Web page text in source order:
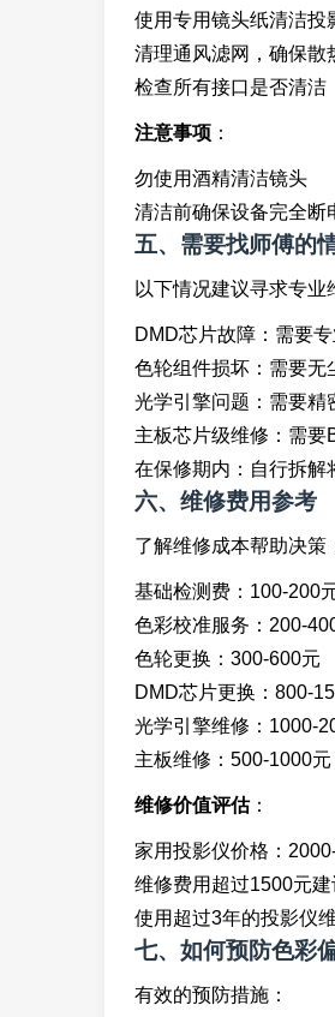
使用专用镜头纸清洁投
清理通风滤网，确保散
检查所有接口是否清洁
注意事项 ：
勿使用酒精清洁镜头
清洁前确保设备完全断
五、需要找师傅的
以下情况建议寻求专业
DMD芯片故障：需要
色轮组件损坏：需要无
光学引擎问题：需要精
主板芯片级维修：需要
在保修期内：自行拆解
六、维修费用参考
了解维修成本帮助决策
基础检测费：100-200
色彩校准服务：200-
色轮更换：300-600元
DMD芯片更换：800-
光学引擎维修：1000-
主板维修：500-1000元
维修价值评估：
家用投影仪价格：
维修费用超过1500元
使用超过3年的投影仪
七、如何预防色彩
有效的预防措施：